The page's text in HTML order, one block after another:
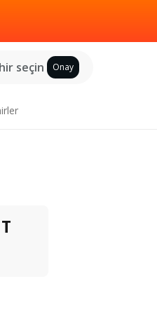
seçin Onay
T